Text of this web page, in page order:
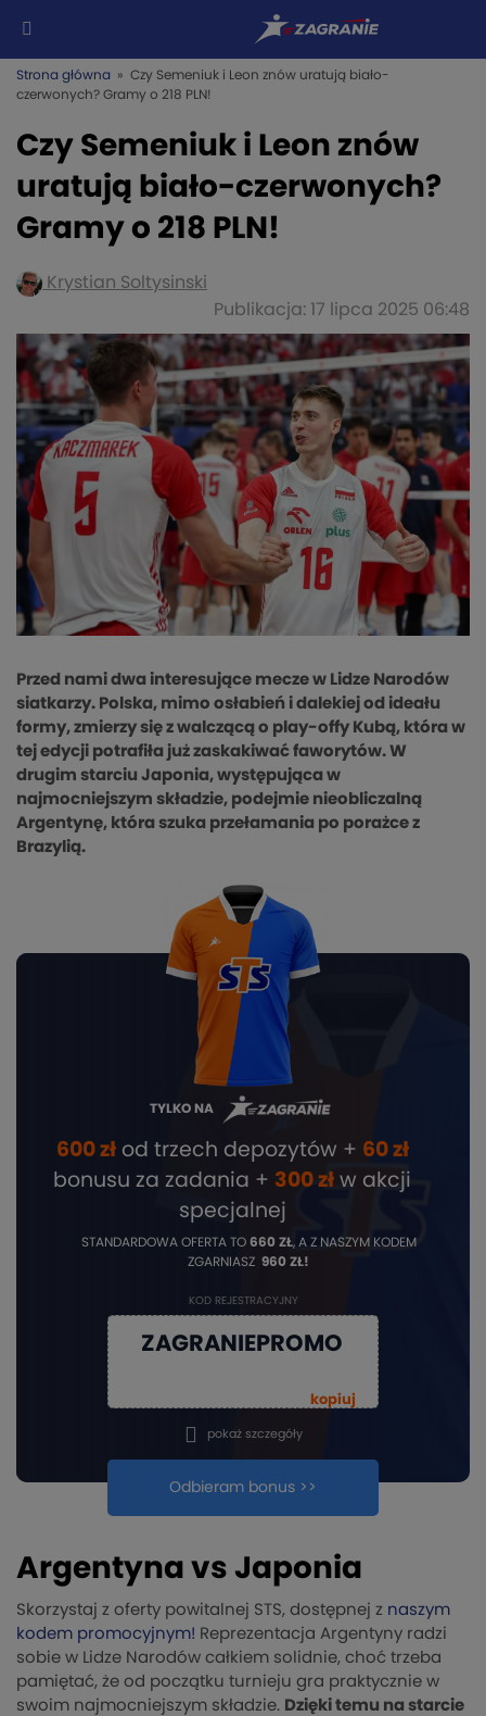
Strona główna » Czy Semeniuk i Leon znów uratują biało-
czerwonych? Gramy o 218 PLN!
Czy Semeniuk i Leon znów
uratują biało-czerwonych?
Gramy o 218 PLN!
Krystian Soltysinski
Publikacja: 17 lipca 2025 06:48
Przed nami dwa interesujące mecze w Lidze Narodów
siatkarzy. Polska, mimo osłabień i dalekiej od ideału
formy, zmierzy się z walczącą o play-offy Kubą, która w
tej edycji potrafiła już zaskakiwać faworytów. W
drugim starciu Japonia, występująca w
najmocniejszym składzie, podejmie nieobliczalną
Argentynę, która szuka przełamania po porażce z
Brazylią.
TYLKO NA
600 złod trzech depozytów + 60 zł
bonusu za zadania + 300 zł w akcji
specjalnej
STANDARDOWA OFERTA TO 660 ZŁ, A Z NASZYM KODEM
ZGARNIASZ 960 ZŁ!
KOD REJESTRACYJNY
ZAGRANIEPROMO
kopiuj
Odbieram bonus >>
pokaż szczegóły
Argentyna vs Japonia
Skorzystaj z oferty powitalnej STS, dostępnej z naszym
kodem promocyjnym! Reprezentacja Argentyny radzi
sobie w Lidze Narodów całkiem solidnie, choć trzeba
pamiętać, że od początku turnieju gra praktycznie w
swoim najmocniejszym składzie. Dzięki temu na starcie